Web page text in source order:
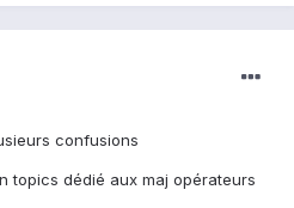
confusions
topics dédié aux maj opérateurs